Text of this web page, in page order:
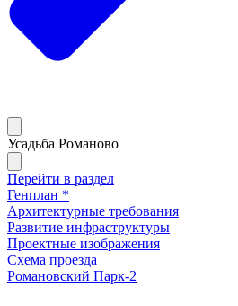
Усадьба Романово
Перейти в раздел
Генплан *
Архитектурные требования
Развитие инфраструктуры
Проектные изображения
Схема проезда
Романовский Парк-2